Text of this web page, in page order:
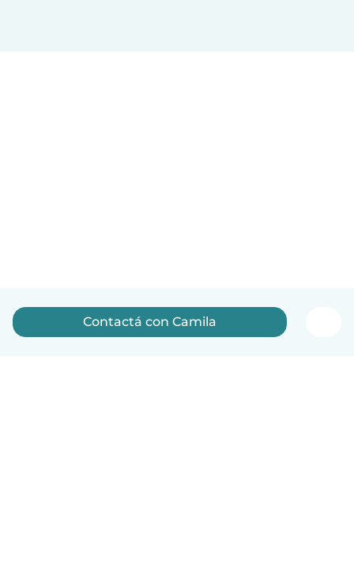
Contactá con Camila